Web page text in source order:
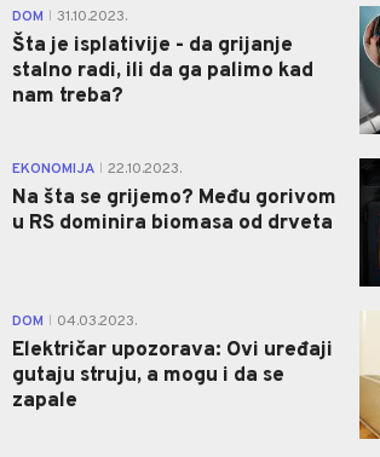
DOM 31.10.2023.
Šta je isplativije - da grijanje
stalno radi, ili da ga palimo kad
nam treba?
EKONOMIJA 22.10.2023.
Na šta se grijemo? Među gorivom
u RS dominira biomasa od drveta
DOM 04.03.2023.
Električar upozorava: Ovi uređaji
gutaju struju, a mogu i da se
zapale